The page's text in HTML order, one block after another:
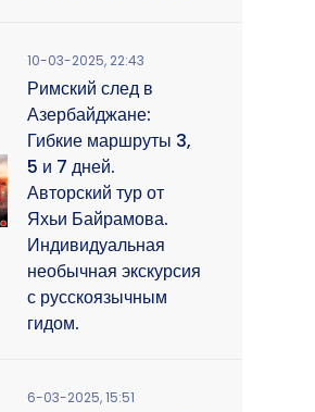
10-03-2025, 22:43
Римский след в
Азербайджане:
Гибкие маршруты 3,
5 и 7 дней.
Авторский тур от
Яхьи Байрамова.
Индивидуальная
необычная экскурсия
с русскоязычным
гидом.
6-03-2025, 15:51